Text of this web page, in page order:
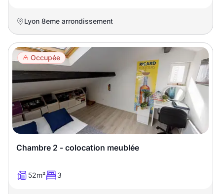
Lyon 8eme arrondissement
Occupée
Chambre 2 - colocation meublée
52m² 3